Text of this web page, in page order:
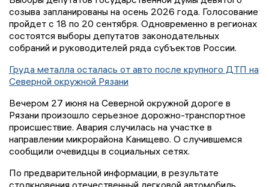
созыва запланированы на осень 2026 года. Голосование
пройдет с 18 по 20 сентября. Одновременно в регионах
состоятся выборы депутатов законодательных
собраний и руководителей ряда субъектов России.
Груда металла осталась от авто после крупного ДТП на
Северной окружной Рязани
Вечером 27 июня на Северной окружной дороге в
Рязани произошло серьезное дорожно-транспортное
происшествие. Авария случилась на участке в
направлении микрорайона Канищево. О случившемся
сообщили очевидцы в социальных сетях.
По предварительной информации, в результате
столкновения отечественный легковой автомобиль